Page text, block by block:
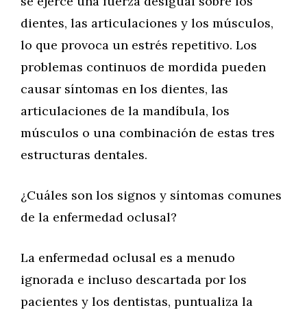
dientes, las articulaciones y los músculos,
lo que provoca un estrés repetitivo. Los
problemas continuos de mordida pueden
causar síntomas en los dientes, las
articulaciones de la mandíbula, los
músculos o una combinación de estas tres
estructuras dentales.
¿Cuáles son los signos y síntomas comunes
de la enfermedad oclusal?
La enfermedad oclusal es a menudo
ignorada e incluso descartada por los
pacientes y los dentistas, puntualiza la